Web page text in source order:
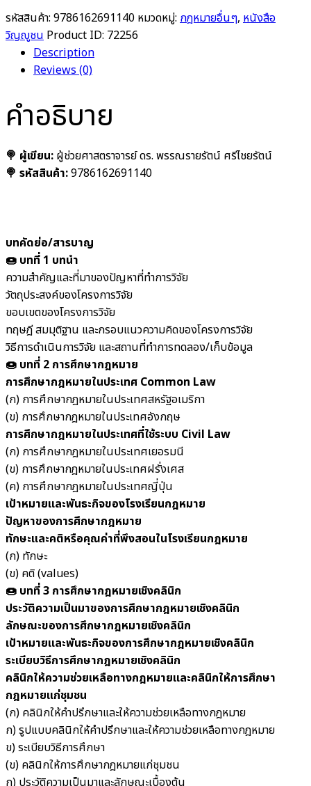
รหัสสินค้า: 9786162691140 หมวดหมู่: กฎหมายอื่นๆ, หนังสือ
วิญญูชน Product ID: 72256
Description
Reviews (0)
คำอธิบาย
🍭 ผู้เขียน: ผู้ช่วยศาสตราจารย์ ดร. พรรณรายรัตน์ ศรีไชยรัตน์
🍭 รหัสสินค้า:9786162691140
บทคัดย่อ/สารบาญ
🍩 บทที่ 1 บทนำ
ความสำคัญและที่มาของปัญหาที่ทำการวิจัย
วัตถุประสงค์ของโครงการวิจัย
ขอบเขตของโครงการวิจัย
ทฤษฎี สมมุติฐาน และกรอบแนวความคิดของโครงการวิจัย
วิธีการดำเนินการวิจัย และสถานที่ทำการทดลอง/เก็บข้อมูล
🍩 บทที่ 2 การศึกษากฎหมาย
การศึกษากฎหมายในประเทศ Common Law
(ก) การศึกษากฎหมายในประเทศสหรัฐอเมริกา
(ข) การศึกษากฎหมายในประเทศอังกฤษ
การศึกษากฎหมายในประเทศที่ใช้ระบบ Civil Law
(ก) การศึกษากฎหมายในประเทศเยอรมนี
(ข) การศึกษากฎหมายในประเทศฝรั่งเศส
(ค) การศึกษากฎหมายในประเทศญี่ปุ่น
เป้าหมายและพันธะกิจของโรงเรียนกฎหมาย
ปัญหาของการศึกษากฎหมาย
ทักษะและคติหรือคุณค่าที่พึงสอนในโรงเรียนกฎหมาย
(ก) ทักษะ
(ข) คติ (values)
🍩 บทที่ 3 การศึกษากฎหมายเชิงคลินิก
ประวัติความเป็นมาของการศึกษากฎหมายเชิงคลินิก
ลักษณะของการศึกษากฎหมายเชิงคลินิก
เป้าหมายและพันธะกิจของการศึกษากฎหมายเชิงคลินิก
ระเบียบวิธีการศึกษากฎหมายเชิงคลินิก
คลินิกให้ความช่วยเหลือทางกฎหมายและคลินิกให้การศึกษา
กฎหมายแก่ชุมชน
(ก) คลินิกให้คำปรึกษาและให้ความช่วยเหลือทางกฎหมาย
ก) รูปแบบคลินิกให้คำปรึกษาและให้ความช่วยเหลือทางกฎหมาย
ข) ระเบียบวิธีการศึกษา
(ข) คลินิกให้การศึกษากฎหมายแก่ชุมชน
ก) ประวัติความเป็นมาและลักษณะเบื้องต้น